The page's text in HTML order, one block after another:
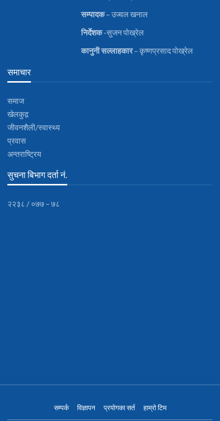
सम्पादक– उज्वल खनाल
निर्देशक-सुजन पोख्रेल
कानुनीसल्लाहकार– कृष्णप्रसाद पोख्रेल
समाचार
समाज
खेलकुद़़
जीवनशैली/स्वास्थ्य
प्रवास
अन्तराष्ट्रिय
सुचना बिभाग दर्ता नं.
२२३८ / ०७७ – ७८
सम्पर्क विज्ञापन प्रयोगका सर्त हाम्रो टिम